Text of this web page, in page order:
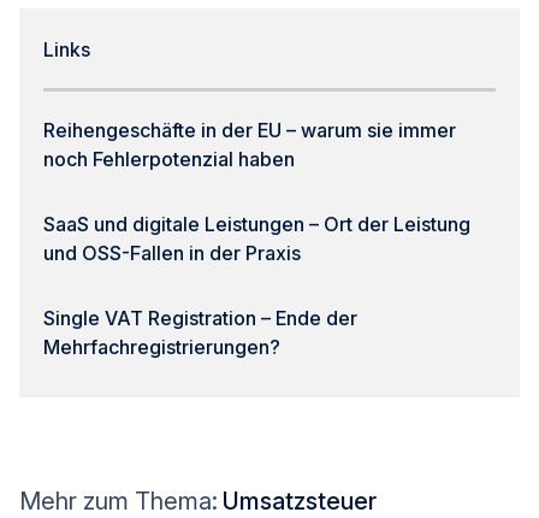
Links
Reihengeschäfte in der EU – warum sie immer
noch Fehlerpotenzial haben
SaaS und digitale Leistungen – Ort der Leistung
und OSS-Fallen in der Praxis
Single VAT Registration – Ende der
Mehrfachregistrierungen?
Mehr zum Thema: Umsatzsteuer